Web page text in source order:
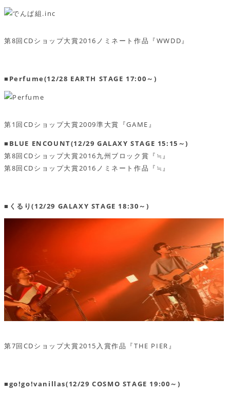
第8回CDショップ大賞2016ノミネート作品『WWDD』
■Perfume(12/28 EARTH STAGE 17:00～)
第1回CDショップ大賞2009準大賞『GAME』
■BLUE ENCOUNT(12/29 GALAXY STAGE 15:15～)
第8回CDショップ大賞2016九州ブロック賞『≒』
第8回CDショップ大賞2016ノミネート作品『≒』
■くるり(12/29 GALAXY STAGE 18:30～)
第7回CDショップ大賞2015入賞作品『THE PIER』
■go!go!vanillas(12/29 COSMO STAGE 19:00～)